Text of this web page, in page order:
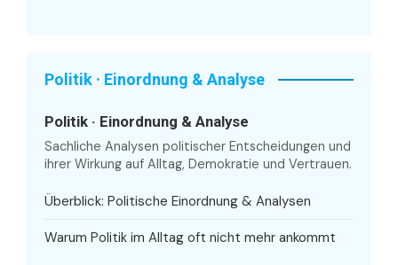
Politik · Einordnung & Analyse
Politik · Einordnung & Analyse
Sachliche Analysen politischer Entscheidungen und
ihrer Wirkung auf Alltag, Demokratie und Vertrauen.
Überblick: Politische Einordnung & Analysen
Warum Politik im Alltag oft nicht mehr ankommt